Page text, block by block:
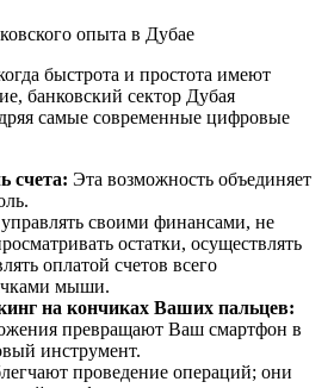
опыта в Дубае
быстрота и простота имеют
банковский сектор Дубая
самые современные цифровые
счета: Эта возможность объединяет
своими финансами, не
остатки, осуществлять
оплатой счетов всего
мыши.
на кончиках Ваших пальцев:
превращают Ваш смартфон в
инструмент.
проведение операций; они